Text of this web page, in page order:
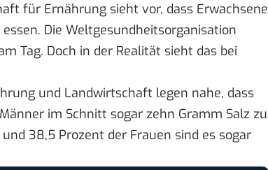
für Ernährung sieht vor, dass Erwachsene
Die Weltgesundheitsorganisation
Tag. Doch in der Realität sieht das bei
und Landwirtschaft legen nahe, dass
im Schnitt sogar zehn Gramm Salz zu
38,5 Prozent der Frauen sind es sogar